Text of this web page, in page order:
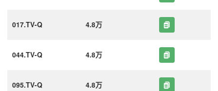
017.TV-Q 4.8万
044.TV-Q 4.8万
095.TV-Q 4.8万